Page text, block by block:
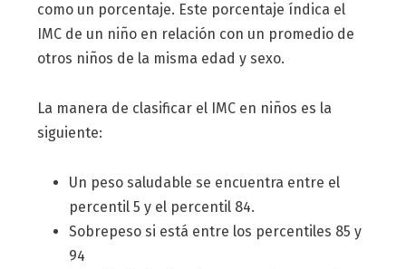
como un porcentaje. Este porcentaje índica el
IMC de un niño en relación con un promedio de
otros niños de la misma edad y sexo.
La manera de clasificar el IMC en niños es la
siguiente:
Un peso saludable se encuentra entre el
percentil 5 y el percentil 84.
Sobrepeso si está entre los percentiles 85 y
94